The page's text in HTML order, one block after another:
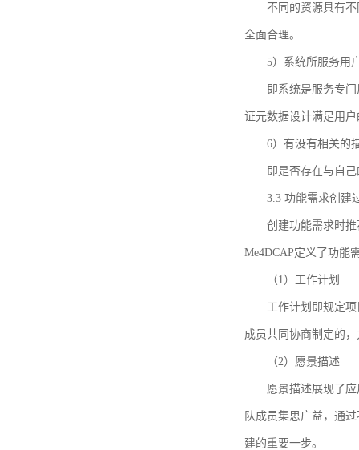
不同的资源具有
全面合理。
5）系统所服务用
即系统是服务专
证元数据设计满足用
6）有没有相关的
即是否存在与自
3.3 功能需求创建
创建功能需求时推
Me4DCAP定义了功能
（1）工作计划
工作计划即规定
成员共同协商制定的
（2）愿景描述
愿景描述展现了
队成员集思广益，通
建的重要一步。